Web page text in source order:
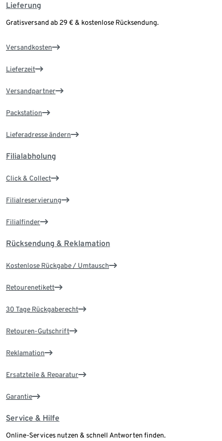
Lieferung
Gratisversand ab 29 € & kostenlose Rücksendung.
Versandkosten
Lieferzeit
Versandpartner
Packstation
Lieferadresse ändern
Filialabholung
Click & Collect
Filialreservierung
Filialfinder
Rücksendung & Reklamation
Kostenlose Rückgabe / Umtausch
Retourenetikett
30 Tage Rückgaberecht
Retouren-Gutschrift
Reklamation
Ersatzteile & Reparatur
Garantie
Service & Hilfe
Online-Services nutzen & schnell Antworten finden.